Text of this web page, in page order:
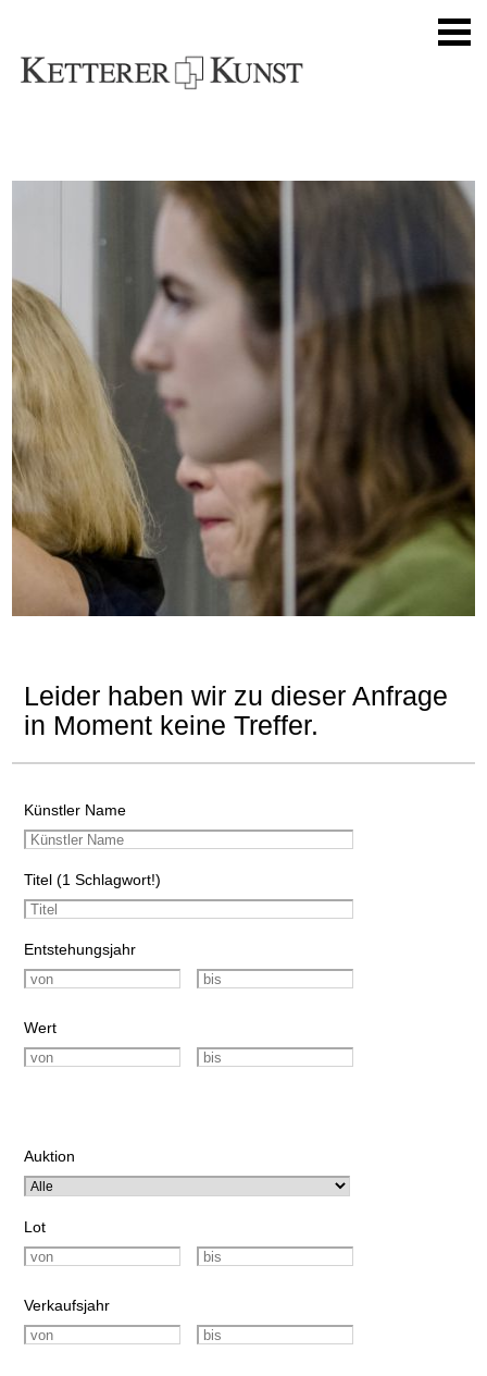
Leider haben wir zu dieser Anfrage
in Moment keine Treffer.
Künstler Name
Titel (1 Schlagwort!)
Entstehungsjahr
Wert
Auktion
Lot
Verkaufsjahr